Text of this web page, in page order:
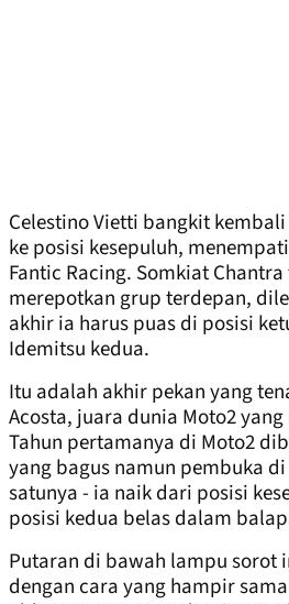
Celestino Vietti bangkit
ke posisi kesepuluh,
Fantic Racing. Somkiat
merepotkan grup terdepan,
akhir ia harus puas di posisi
Idemitsu kedua.
Itu adalah akhir pekan yang
Acosta, juara dunia Moto2
Tahun pertamanya di Moto2
yang bagus namun pembuka
satunya - ia naik dari posisi
posisi kedua belas dalam
Putaran di bawah lampu sorot
dengan cara yang hampir